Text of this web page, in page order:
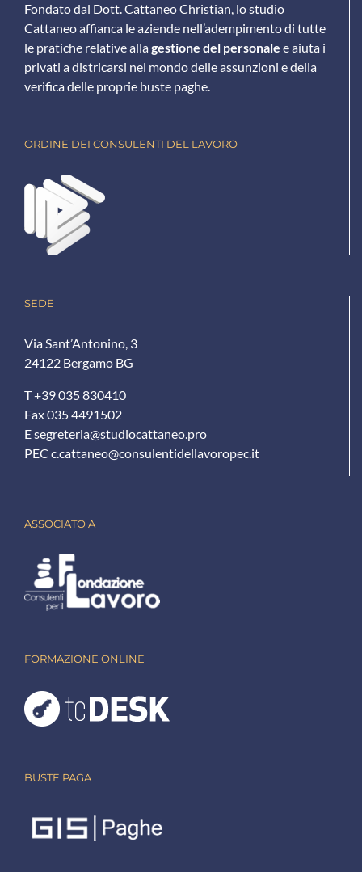
Fondato dal Dott. Cattaneo Christian, lo studio
Cattaneo affianca le aziende nell’adempimento di tutte
le pratiche relative allagestione del personale e aiuta i
privati a districarsi nel mondo delle assunzioni e della
verifica delle proprie buste paghe.
ORDINE DEI CONSULENTI DEL LAVORO
SEDE
Via Sant’Antonino, 3
24122 Bergamo BG
T +39 035 830410
Fax 035 4491502
Esegreteria@studiocattaneo.pro
PEC c.cattaneo@consulentidellavoropec.it
ASSOCIATO A
FORMAZIONE ONLINE
BUSTE PAGA